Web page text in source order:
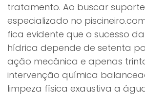
tratamento. Ao buscar
especializado no
fica evidente que o sucesso
hídrica depende de setenta
ação mecânica e apenas
intervenção química
limpeza física exaustiva a